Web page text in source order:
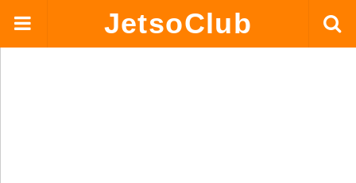
JetsoClub